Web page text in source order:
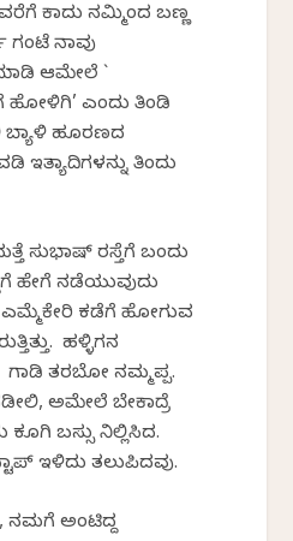
ಕಾದು ನಮ್ಮಿಂದ ಬಣ್ಣ
ಗಂಟೆ ನಾವು
ಆಮೇಲೆ `
ಎಂದು ತಿಂಡಿ
ಬ್ಯಾಳಿ ಹೂರಣದ
ತಿಂದು
ಸುಭಾಷ್ ರಸ್ತೆಗೆ ಬಂದು
ಹೇಗೆ ನಡೆಯುವುದು
ಎಮ್ಮೆಕೇರಿ ಕಡೆಗೆ ಹೋಗುವ
ಹಳ್ಳಿಗನ
ತರಬೋ ನಮ್ಮಪ್ಪ.
ಅಮೇಲೆ ಬೇಕಾದ್ರೆ
ಕೂಗಿ ಬಸ್ಸು ನಿಲ್ಲಿಸಿದ.
ಇಳಿದು ತಲುಪಿದವು.
ನಮಗೆ ಅಂಟಿದ್ದ